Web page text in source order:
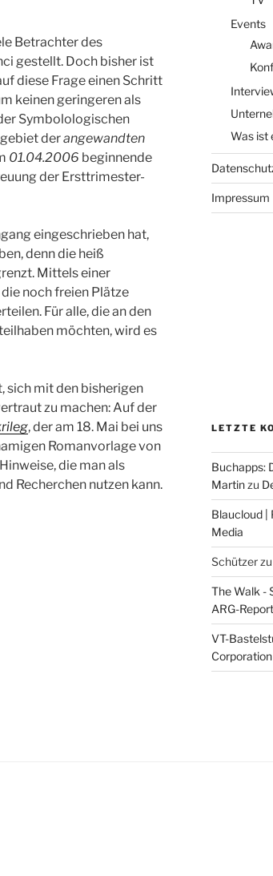
Betrachter des
gestellt. Doch bisher ist
diese Frage einen Schritt
keinen geringeren als
Symbolologischen
derangewandten
01.04.2006 beginnende
der Ersttrimester-
eingeschrieben hat,
denn die heiß
Mittels einer
noch freien Plätze
Für alle, die an den
möchten, wird es
sich mit den bisherigen
zu machen: Auf der
, der am 18. Mai bei uns
Romanvorlage von
die man als
Recherchen nutzen kann.
Events
Was ist
Impressum
LETZTE
Buchapps:
Martinzu
Blaucloud |
Media
Schützerzu
The Walk -
ARG-
VT-